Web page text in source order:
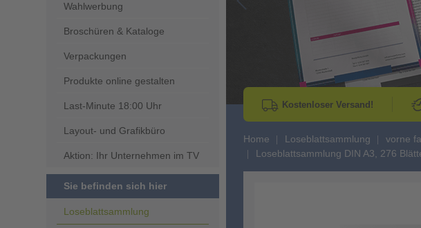
Wahlwerbung
Broschüren & Kataloge
Verpackungen
Produkte online gestalten
Last-Minute 18:00 Uhr
Layout- und Grafikbüro
Aktion: Ihr Unternehmen im TV
Sie befinden sich hier
Loseblattsammlung
Go to Previous Slide
Kostenloser Versand!
Home Loseblattsammlung vorne
Loseblattsammlung DIN A3, 276